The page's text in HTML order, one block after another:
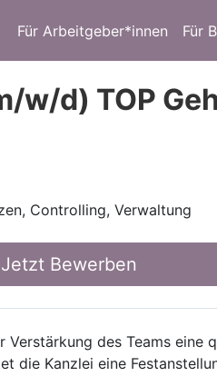
Für Arbeitgeber*innen Für
w/d) TOP
Controlling, Verwaltung
Jetzt Bewerben
des Teams
Kanzlei eine